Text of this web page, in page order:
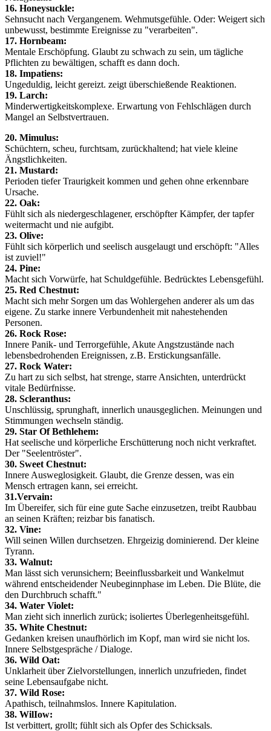
16. Honeysuckle:
Sehnsucht nach Vergangenem. Wehmutsgefühle. Oder: Weigert sich
unbewusst, bestimmte Ereignisse zu "verarbeiten".
17. Hornbeam:
Mentale Erschöpfung. Glaubt zu schwach zu sein, um tägliche
Pflichten zu bewältigen, schafft es dann doch.
18. Impatiens:
Ungeduldig, leicht gereizt. zeigt überschießende Reaktionen.
19. Larch:
Minderwertigkeitskomplexe. Erwartung von Fehlschlägen durch
Mangel an Selbstvertrauen.
20. Mimulus:
Schüchtern, scheu, furchtsam, zurückhaltend; hat viele kleine
Ängstlichkeiten.
21. Mustard:
Perioden tiefer Traurigkeit kommen und gehen ohne erkennbare
Ursache.
22. Oak:
Fühlt sich als niedergeschlagener, erschöpfter Kämpfer, der tapfer
weitermacht und nie aufgibt.
23. Olive:
Fühlt sich körperlich und seelisch ausgelaugt und erschöpft: "Alles
ist zuviel!"
24. Pine:
Macht sich Vorwürfe, hat Schuldgefühle. Bedrücktes Lebensgefühl.
25. Red Chestnut:
Macht sich mehr Sorgen um das Wohlergehen anderer als um das
eigene. Zu starke innere Verbundenheit mit nahestehenden
Personen.
26. Rock Rose:
Innere Panik- und Terrorgefühle, Akute Angstzustände nach
lebensbedrohenden Ereignissen, z.B. Erstickungsanfälle.
27. Rock Water:
Zu hart zu sich selbst, hat strenge, starre Ansichten, unterdrückt
vitale Bedürfnisse.
28. Scleranthus:
Unschlüssig, sprunghaft, innerlich unausgeglichen. Meinungen und
Stimmungen wechseln ständig.
29. Star Of Bethlehem:
Hat seelische und körperliche Erschütterung noch nicht verkraftet.
Der "Seelentröster".
30. Sweet Chestnut:
Innere Ausweglosigkeit. Glaubt, die Grenze dessen, was ein
Mensch ertragen kann, sei erreicht.
31.Vervain:
Im Übereifer, sich für eine gute Sache einzusetzen, treibt Raubbau
an seinen Kräften; reizbar bis fanatisch.
32. Vine:
Will seinen Willen durchsetzen. Ehrgeizig dominierend. Der kleine
Tyrann.
33. Walnut:
Man lässt sich verunsichern; Beeinflussbarkeit und Wankelmut
während entscheidender Neubeginnphase im Leben. Die Blüte, die
den Durchbruch schafft."
34. Water Violet:
Man zieht sich innerlich zurück; isoliertes Überlegenheitsgefühl.
35. White Chestnut:
Gedanken kreisen unaufhörlich im Kopf, man wird sie nicht los.
Innere Selbstgespräche / Dialoge.
36. Wild Oat:
Unklarheit über Zielvorstellungen, innerlich unzufrieden, findet
seine Lebensaufgabe nicht.
37. Wild Rose:
Apathisch, teilnahmslos. Innere Kapitulation.
38. WilIow:
Ist verbittert, grollt; fühlt sich als Opfer des Schicksals.